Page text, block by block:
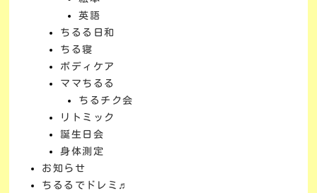
英語
ちるる日和
ちる寝
ボディケア
ママちるる
ちるチク会
リトミック
誕生日会
身体測定
お知らせ
ちるるでドレミ♬